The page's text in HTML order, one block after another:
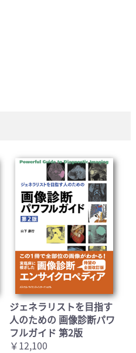
ジェネラリストを目指す
人のための 画像診断パワ
フルガイド 第2版
￥12,100